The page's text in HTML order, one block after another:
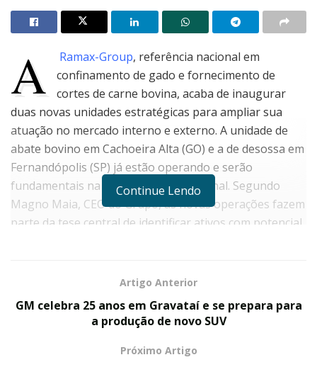
A Ramax-Group, referência nacional em
confinamento de gado e fornecimento de
cortes de carne bovina, acaba de inaugurar
duas novas unidades estratégicas para ampliar sua
atuação no mercado interno e externo. A unidade de
abate bovino em Cachoeira Alta (GO) e a de desossa em
Fernandópolis (SP) já estão operando e serão
fundamentais na expansão internacional. Segundo
Magno Maia, CEO do Grupo, as novas operações fazem
parte da tese central de identificar ativos com potencial
de unidades frigoríficas que possam ser transformadas
carne”, explica.
Cachoeira Alta é um exemplo claro disso. A unidade
Continue Lendo
Artigo Anterior
GM celebra 25 anos em Gravataí e se prepara para
a produção de novo SUV
Próximo Artigo